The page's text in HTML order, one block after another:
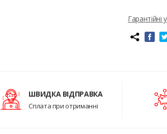
Гарантійні
ШВИДКА ВІДПРАВКА
Сплата при отриманні